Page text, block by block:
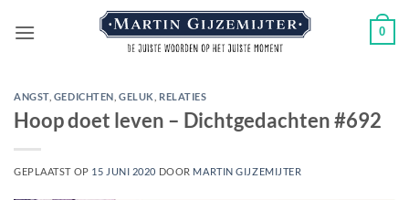
naar
0
ANGST, GEDICHTEN ,GELUK RELATIES
Hoop doet leven – Dichtgedachten #692
GEPLAATST OP 15 JUNI 2020 DOOR MARTIN GIJZEMIJTER